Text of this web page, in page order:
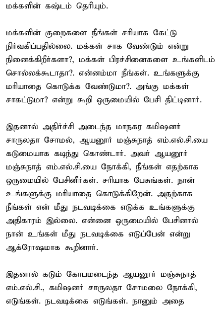
மக்களின் கஷ்டம் தெரியும்.
மக்களின் குறைகளை நீங்கள் சரியாக கேட்டு
நிர்வகிப்பதில்லை. மக்கள் சாக வேண்டும் என்று
நினைக்கிறீர்களா?, மக்கள் பிரச்சினைகளை உங்களிடம்
சொல்லக்கூடாதா?. என்னம்மா நீங்கள். உங்களுக்கு
மரியாதை கொடுக்க வேண்டுமா?. அங்கு மக்கள்
சாகட்டுமா? என்று கூறி ஒருமையில் பேசி திட்டினார்.
இதனால் அதிர்ச்சி அடைந்த மாநகர கமிஷனர்
சாருலதா சோமல், ஆயனூர் மஞ்சுநாத் எம்.எல்.சி.யை
கடுமையாக கடிந்து கொண்டார். அவர் ஆயனூர்
மஞ்சுநாத் எம்.எல்.சி.யை நோக்கி, நீங்கள் எதற்காக
ஒருமையில் பேசினீர்கள். சரியாக பேசுங்கள். நான்
உங்களுக்கு மரியாதை கொடுக்கிறேன். அதற்காக
நீங்கள் என் மீது நடவடிக்கை எடுக்க உங்களுக்கு
அதிகாரம் இல்லை. என்னை ஒருமையில் பேசினால்
நான் உங்கள் மீது நடவடிக்கை எடுப்பேன் என்று
ஆக்ரோஷமாக கூறினார்.
இதனால் கடும் கோபமடைந்த ஆயனூர் மஞ்சுநாத்
எம்.எல்.சி., கமிஷனர் சாருலதா சோமலை நோக்கி,
எடுங்கள். நடவடிக்கை எடுங்கள். நானும் அதை